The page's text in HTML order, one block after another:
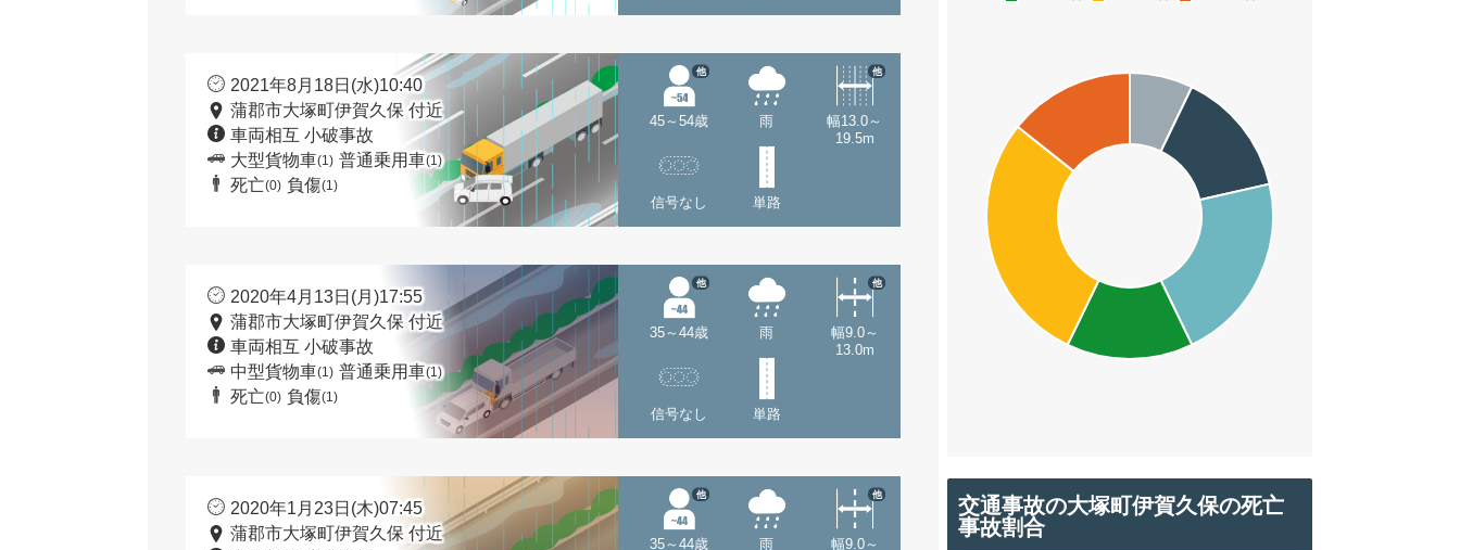
2021年8月18日(水)10:40
蒲郡市大塚町伊賀久保 付近
車両相互 小破事故
大型貨物車(1) 普通乗用車(1)
死亡(0) 負傷(1)
45～54歳
他
雨
幅13.0～
19.5m
他
信号なし 単路
2020年4月13日(月)17:55
蒲郡市大塚町伊賀久保 付近
車両相互 小破事故
中型貨物車(1) 普通乗用車(1)
死亡(0) 負傷(1)
35～44歳
他
雨
幅9.0～
13.0m
他
信号なし 単路
2020年1月23日(木)07:45
蒲郡市大塚町伊賀久保 付近
35～44歳
他
雨
幅9.0～
他
交通事故の大塚町伊賀久保の死亡
事故割合